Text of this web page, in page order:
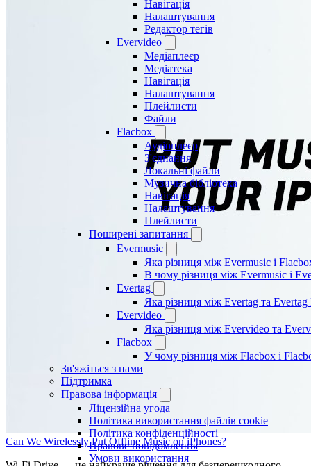
Навігація
Налаштування
Редактор тегів
Evervideo
Медіаплеєр
Медіатека
Навігація
Налаштування
Плейлисти
Файли
Flacbox
Аудіоплеєр
З'єднання
Локальні файли
Музична бібліотека
Навігація
Налаштування
Плейлисти
Поширені запитання
Evermusic
Яка різниця між Evermusic і
В чому різниця між Evermusic і
Evertag
Яка різниця між Evertag та Evertag
Evervideo
Яка різниця між Evervideo та
Flacbox
У чому різниця між Flacbox і
Зв'яжіться з нами
Підтримка
Правова інформація
Ліцензійна угода
Політика використання файлів cookie
Політика конфіденційності
Правове повідомлення
Умови використання
Can We Wirelessly Put Offline Music on iPhones?